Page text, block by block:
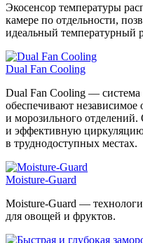
Экосенсор температуры
камере по отдельности,
идеальный температурный
Dual Fan Cooling
Dual Fan Cooling — система
обеспечивают независимое
и морозильного
и эффективную
в труднодоступных местах.
Moisture-Guard
Moisture-Guard —
для овощей и фруктов.